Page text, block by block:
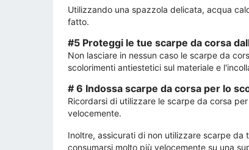
Utilizzando una spazzola delicata, acqua
fatto.
#5 Proteggi le tue scarpe da corsa
Non lasciare in nessun caso le scarpe da
scolorimenti antiestetici sul materiale e
# 6 Indossa scarpe da corsa per lo
Ricordarsi di utilizzare le scarpe da corsa
velocemente.
Inoltre, assicurati di non utilizzare scarpe
consumarsi molto più velocemente su una